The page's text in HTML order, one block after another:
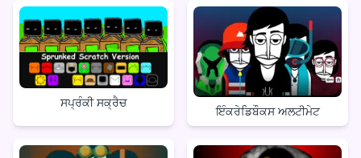
ਸਪ੍ਰੰਕੀ ਸਕ੍ਰੈਚ
ਇੰਕਰੇਡਿਬੌਕਸ ਅਲਟੀਮੇਟ